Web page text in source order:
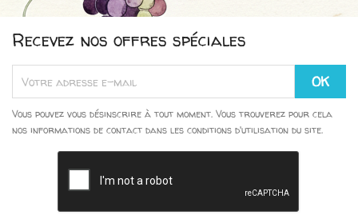
Recevez nos offres spéciales
Vous pouvez vous désinscrire à tout moment. Vous trouverez pour cela
nos informations de contact dans les conditions d'utilisation du site.